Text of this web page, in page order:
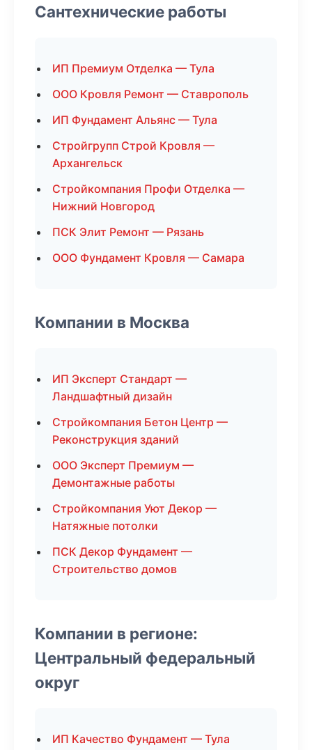
Сантехнические работы
ИП Премиум Отделка — Тула
ООО Кровля Ремонт — Ставрополь
ИП Фундамент Альянс — Тула
Стройгрупп Строй Кровля —
Архангельск
Стройкомпания Профи Отделка —
Нижний Новгород
ПСК Элит Ремонт — Рязань
ООО Фундамент Кровля — Самара
Компании в Москва
ИП Эксперт Стандарт —
Ландшафтный дизайн
Стройкомпания Бетон Центр —
Реконструкция зданий
ООО Эксперт Премиум —
Демонтажные работы
Стройкомпания Уют Декор —
Натяжные потолки
ПСК Декор Фундамент —
Строительство домов
Компании в регионе:
Центральный федеральный
округ
ИП Качество Фундамент — Тула